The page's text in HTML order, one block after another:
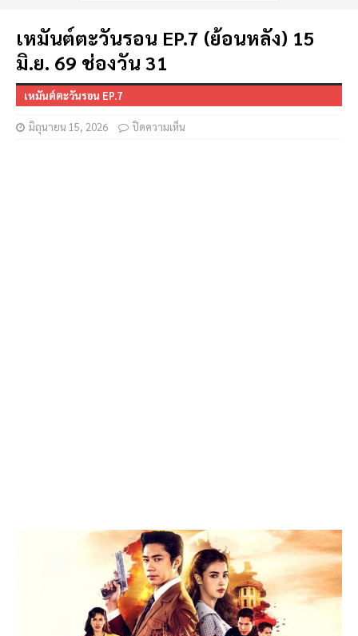
เหมันต์ตะวันรอน EP.7 (ย้อนหลัง) 15
มิ.ย. 69 ช่องวัน 31
เหมันต์ตะวันรอน EP.7
มิถุนายน 15, 2026 ปิดความเห็น